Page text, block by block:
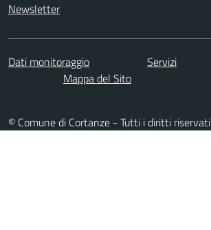
Newsletter
Dati monitoraggio Servizi
Mappa del Sito
© Comune di Cortanze - Tutti i diritti riservati